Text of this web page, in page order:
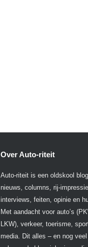
Over Auto-riteit
Auto-riteit is een oldskool
nieuws, columns, rij-
interviews, feiten, opinie en
Met aandacht voor auto’s
LKW), verkeer, toerisme,
media. Dit alles – en nog